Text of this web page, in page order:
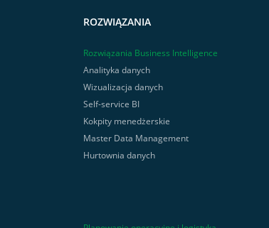
ROZWIĄZANIA
Rozwiązania Business Intelligence
Analityka danych
Wizualizacja danych
Self-service BI
Kokpity menedżerskie
Master Data Management
Hurtownia danych